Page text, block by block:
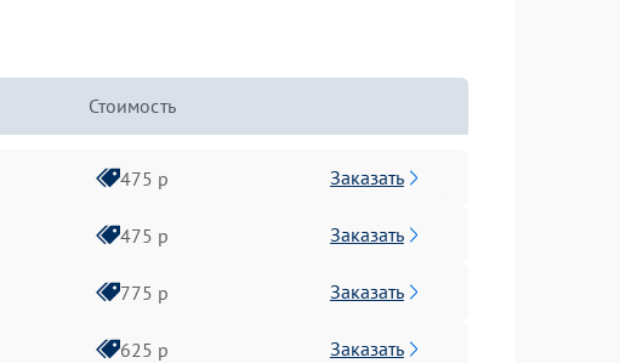
Стоимость
475 р Заказать
475 р Заказать
775 р Заказать
625 р Заказать